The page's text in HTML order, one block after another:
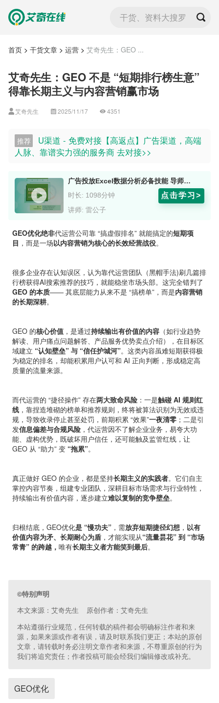
干货、资料大搜罗
首页> 干货文章> 运营> 艾奇先生：GEO ...
艾奇先生：GEO 不是 “短期排行榜生意”
得靠长期主义与内容营销赢市场
艾奇先生 2025/11/17 4351
推荐
U渠道 - 免费对接【高返点】广告渠道，高端
人脉、靠谱实力强的服务商 去对接>>
广告投放Excel数据分析必备技能 导师：雷公子
时长: 1098分钟
讲师: 雷公子
点击学习>
GEO优化绝非代运营公司靠 “搞虚假排名” 就能搞定的短期项
目 ，而是一场以内容营销为核心的长效经营战役。
很多企业存在认知误区，认为靠代运营团队（黑帽手法)刷几篇排
行榜获得AI搜索推荐的技巧，就能稳坐市场头部。这完全错判了
GEO 的本质—— 其底层能力从来不是 “搞榜单”，而是内容营销
的长期深耕。
GEO 的核心价值，是通过持续输出有价值的内容（如行业趋势
解读、用户痛点问题解答、产品服务优势卖点介绍），在目标区
域建立 “认知壁垒” 与 “信任护城河”。这类内容虽难短期获得极
为稳定的排名，却能积累用户认可和 AI 正向判断，形成稳定高
质量的流量来源。
而代运营的 “捷径操作” 存在两大致命风险：一是触碰 AI 规则红
线，靠捏造堆砌的榜单和推荐规则，终将被算法识别为无效或违
规，导致收录停止甚至处罚，前期积累 “效果”一夜清零；二是引
发信息偏差与合规风险，代运营因不了解企业业务，易夸大功
能、虚构优势，既破坏用户信任，还可能触及监管红线，让
GEO 从 “助力” 变“拖累”。
真正做好 GEO 的企业，都是坚持长期主义的实践者。它们自主
掌控内容节奏，组建专业团队，深耕目标市场需求与行业特性，
持续输出有价值内容，逐步建立难以复制的竞争壁垒。
归根结底，GEO优化是 “慢功夫”，需放弃短期捷径幻想， 以有
价值内容为矛、长期耐心为盾，才能实现从“流量昙花” 到 “市场
常青” 的跨越， 唯有长期主义者方能笑到最后。
©特别声明
本文来源：艾奇先生 原创作者：艾奇先生
本站遵循行业规范，任何转载的稿件都会明确标注作者和来
源，如果来源或作者有误，请及时联系我们更正；本站的原创
文章，请转载时务必注明文章作者和来源，不尊重原创的行为
我们将追究责任；作者投稿可能会经我们编辑修改或补充。
GEO优化